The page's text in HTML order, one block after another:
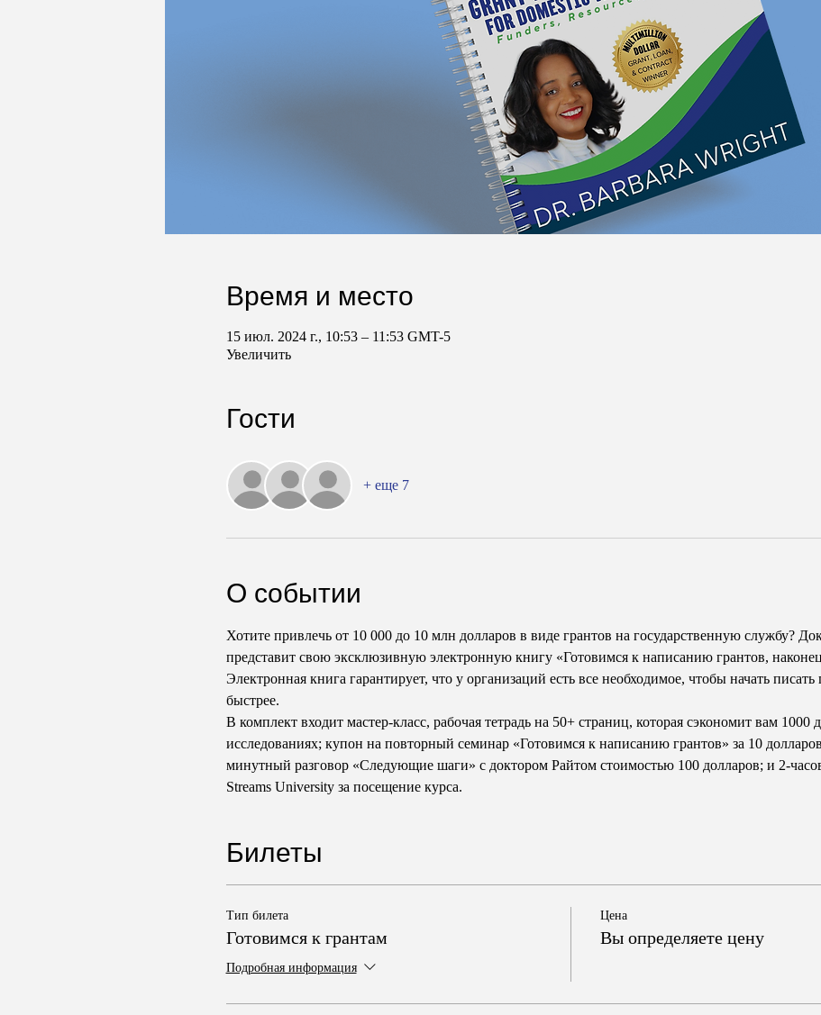
Время и место
15 июл. 2024 г., 10:53 – 11:53 GMT-5
Увеличить
Гости
+ еще 7
О событии
Хотите привлечь от 10 000 до 10 млн долларов в виде грантов на государственную службу?
представит свою эксклюзивную электронную книгу «Готовимся к написанию грантов,
Электронная книга гарантирует, что у организаций есть все необходимое, чтобы начать писать
быстрее.
В комплект входит мастер-класс, рабочая тетрадь на 50+ страниц, которая сэкономит вам 1000
исследованиях; купон на повторный семинар «Готовимся к написанию грантов» за 10
минутный разговор «Следующие шаги» с доктором Райтом стоимостью 100 долларов; и 2-
Streams University за посещение курса.
Билеты
Тип билета
Готовимся к грантам
Подробная информация
Цена
Вы определяете цену